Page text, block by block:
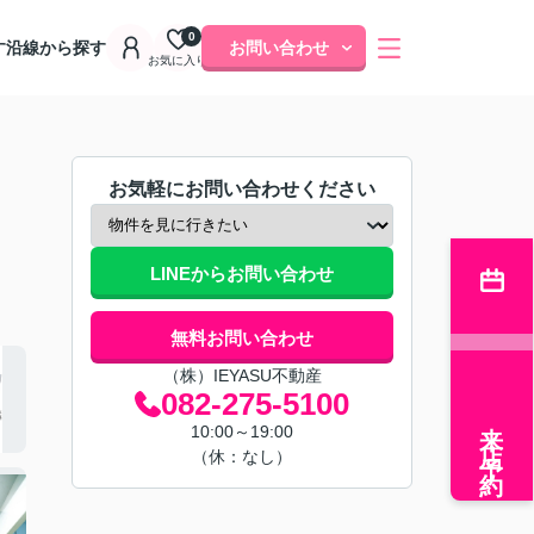
沿線から探す
お気に入り
0
お問い合わせ
お気軽にお問い合わせください
LINEからお問い合わせ
無料お問い合わせ
（株）IEYASU不動産
082-275-5100
10:00～19:00
（休：なし）
来店予約